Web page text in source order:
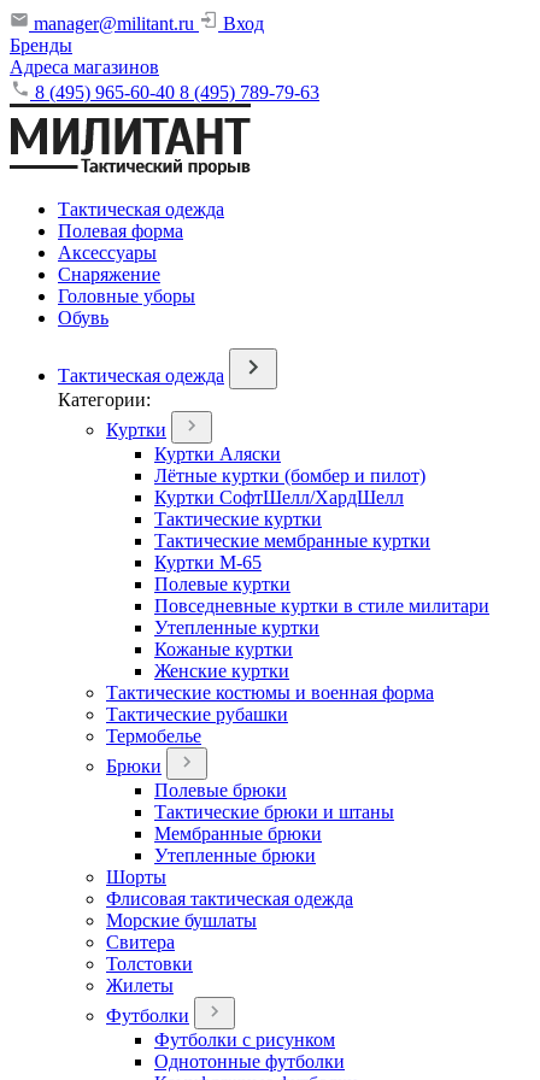
manager@militant.ru
Вход
Бренды
Адреса магазинов
8 (495) 965-60-40 8 (495) 789-79-63
Тактическая одежда
Полевая форма
Аксессуары
Снаряжение
Головные уборы
Обувь
Тактическая одежда
Категории:
Куртки
Куртки Аляски
Лётные куртки (бомбер и пилот)
Куртки СофтШелл/ХардШелл
Тактические куртки
Тактические мембранные куртки
Куртки М-65
Полевые куртки
Повседневные куртки в стиле милитари
Утепленные куртки
Кожаные куртки
Женские куртки
Тактические костюмы и военная форма
Тактические рубашки
Термобелье
Брюки
Полевые брюки
Тактические брюки и штаны
Мембранные брюки
Утепленные брюки
Шорты
Флисовая тактическая одежда
Морские бушлаты
Свитера
Толстовки
Жилеты
Футболки
Футболки с рисунком
Однотонные футболки